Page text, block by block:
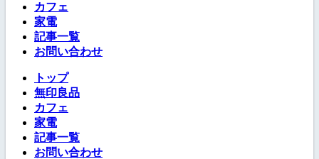
カフェ
家電
記事一覧
お問い合わせ
トップ
無印良品
カフェ
家電
記事一覧
お問い合わせ